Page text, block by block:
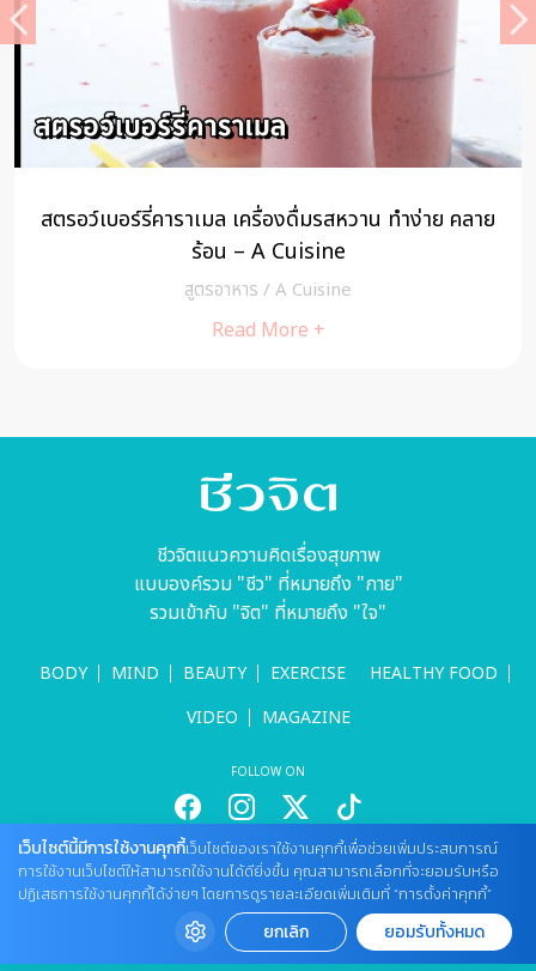
ร์รี่คาราเมล เครื่องดื่มรสหวาน ทำง่าย คลาย
ร้อน – A Cuisine
A Cuisine
ชีวจิตแนวความคิดเรื่องสุขภาพ
แบบองค์รวม "ชีว" ที่หมายถึง "กาย"
รวมเข้ากับ "จิต" ที่หมายถึง "ใจ"
BODY MIND BEAUTY EXERCISE
HEALTHY FOOD
VIDEO
MAGAZINE
FOLLOW ON
สนใจลงโฆษณากับเว็บไซต์
Tel : 085 661 4629 / (จันทร์ - ศุกร์ เวลา 09.00 - 18.00 น)
cheewajitmedia@gmail.com
ติดต่อแจ้งปัญหาหรือร้องเรียน
เว็บไซต์นี้มีการใช้งานคุกกี้เว็บไซต์ของเราใช้งานคุกกี้เพื่อช่วยเพิ่มประสบการณ์
การใช้งานเว็บไซต์ให้สามารถใช้งานได้ดียิ่งขึ้น คุณสามารถเลือกที่จะยอมรับหรือ
ปฏิเสธการใช้งานคุกกี้ได้ง่ายๆ โดยการดูรายละเอียดเพิ่มเติมที่ “การตั้งค่าคุกกี้”
ยกเลิก ยอมรับทั้งหมด